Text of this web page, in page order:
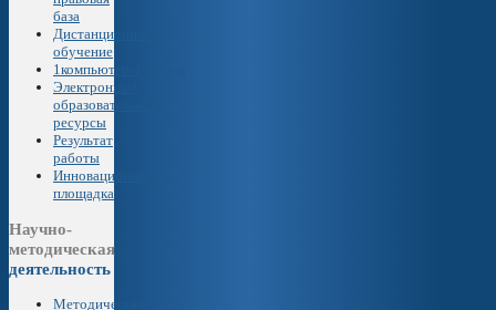
база
Дистанционное
обучение
1компьютер-1ученик
Электронные
образовательные
ресурсы
Результат
работы
Инновационная
площадка
Научно-
методическая
деятельность
Методическая